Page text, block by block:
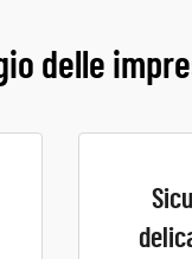
delle